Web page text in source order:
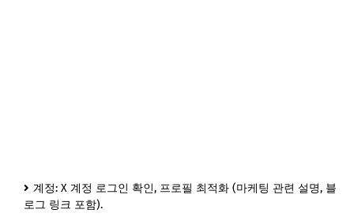
계정: X 계정 로그인 확인, 프로필 최적화 (마케팅 관련 설명, 블
로그 링크 포함).